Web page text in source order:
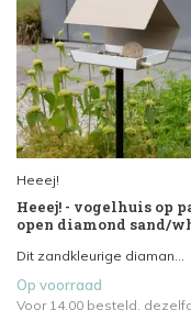
Heeej!
Heeej! - vogelhuis op
open diamond sand/
Dit zandkleurige diaman...
Op voorraad
Voor 14.00 besteld,